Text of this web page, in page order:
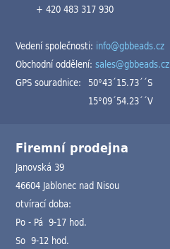
+ 420 483 317 930
Vedení společnosti: info@gbbeads.cz
Obchodní oddělení:sales@gbbeads.cz
GPS souradnice: 50°43´15.73´´S
15°09´54.23´´V
Firemní prodejna
Janovská 39
46604 Jablonec nad Nisou
otvírací doba:
Po - Pá 9-17 hod.
So 9-12 hod.